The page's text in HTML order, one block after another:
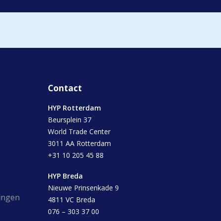
Contact
HYP Rotterdam
Beursplein 37
World Trade Center
3011 AA Rotterdam
+31 10 205 45 88
HYP Breda
Nieuwe Prinsenkade 9
4811 VC Breda
076 – 303 37 00